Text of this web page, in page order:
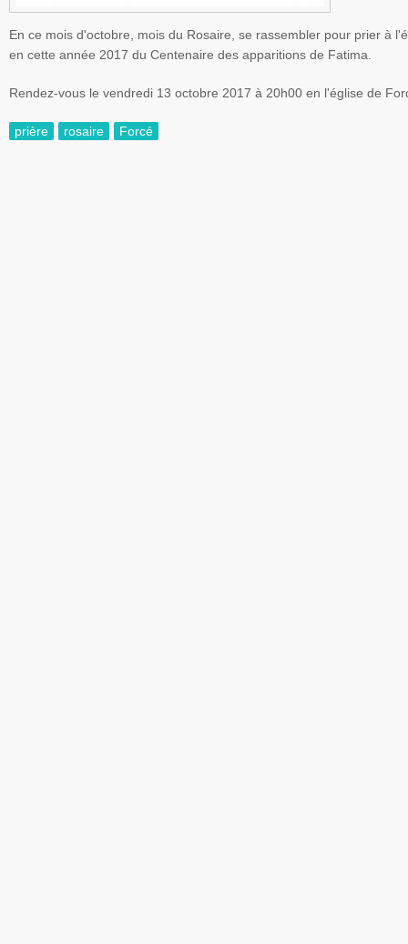
En ce mois d'octobre, mois du Rosaire, se rassembler pour prier à
en cette année 2017 du Centenaire des apparitions de Fatima.
Rendez-vous le vendredi 13 octobre 2017 à 20h00 en l'église de
prière rosaire Forcé